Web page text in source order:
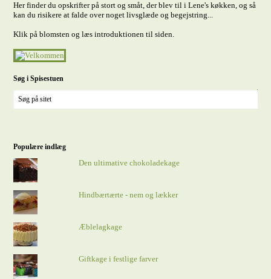
Her finder du opskrifter på stort og småt, der blev til i Lene's køkken, og så
kan du risikere at falde over noget livsglæde og begejstring...
Klik på blomsten og læs introduktionen til siden.
Søg i Spisestuen
Populære indlæg
Den ultimative chokoladekage
Hindbærtærte - nem og lækker
Æblelagkage
Giftkage i festlige farver